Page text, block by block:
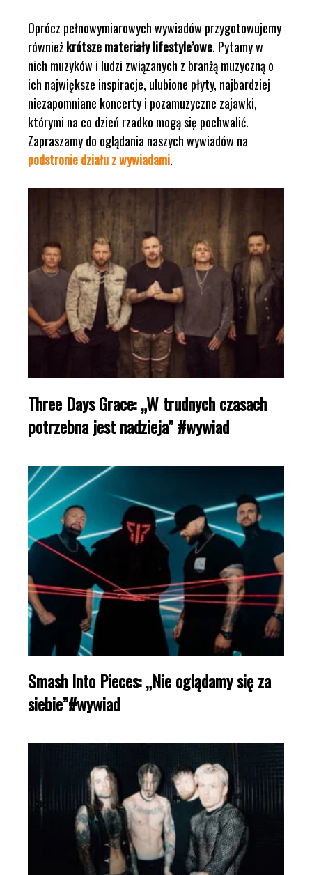
Oprócz pełnowymiarowych wywiadów przygotowujemy
równieżkrótsze materiały lifestyle’owe. Pytamy w
nich muzyków i ludzi związanych z branżą muzyczną o
ich największe inspiracje, ulubione płyty, najbardziej
niezapomniane koncerty i pozamuzyczne zajawki,
którymi na co dzień rzadko mogą się pochwalić.
Zapraszamy do oglądania naszych wywiadów na
podstronie działu z wywiadami.
Three Days Grace: „W trudnych czasach
potrzebna jest nadzieja” #wywiad
Smash Into Pieces: „Nie oglądamy się za
siebie”#wywiad